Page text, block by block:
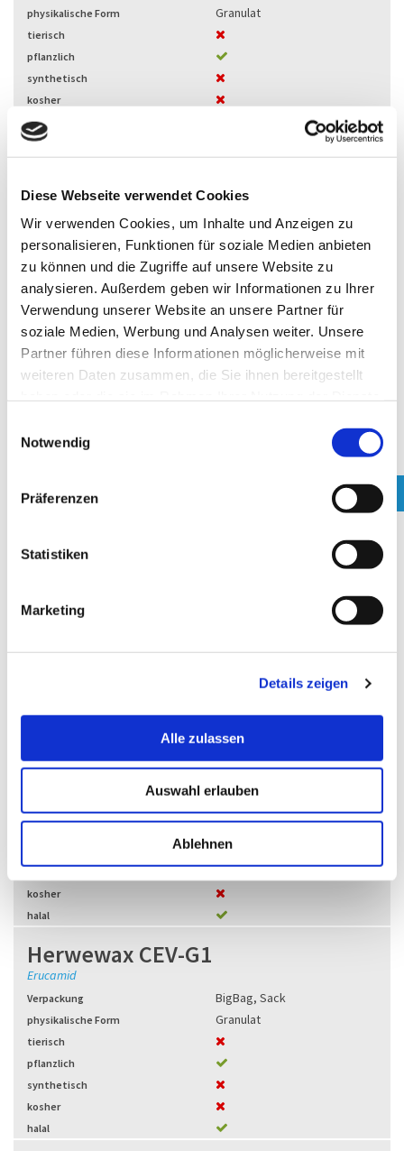
Diese Webseite verwendet Cookies
Wir verwenden Cookies, um Inhalte und Anzeigen zu
personalisieren, Funktionen für soziale Medien anbieten
zu können und die Zugriffe auf unsere Website zu
analysieren. Außerdem geben wir Informationen zu Ihrer
Verwendung unserer Website an unsere Partner für
soziale Medien, Werbung und Analysen weiter. Unsere
Partner führen diese Informationen möglicherweise mit
weiteren Daten zusammen, die Sie ihnen bereitgestellt
Notwendig
Präferenzen
Statistiken
Marketing
Details zeigen
Alle zulassen
Auswahl erlauben
Ablehnen
physikalische Form Granulat
tierisch
pflanzlich
synthetisch
kosher
halal
Effekt
PE Array
POM Array
PP Array
PU Array
SAN Array
SR Array
Herwemag CV-GC1
Calciumsalz der Stearinsäure
physikalische Form
synthetisch
halal
ABS
Array
Herwewax CBV-G1
Behenamid
BigBag,
kosher
halal
Herwewax CEV-G1
Erucamid
Verpackung BigBag, Sack
physikalische Form Granulat
tierisch
pflanzlich
synthetisch
kosher
halal